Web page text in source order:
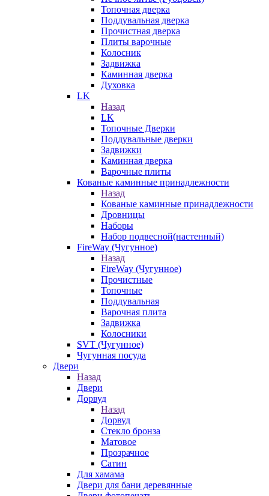
Топочная дверка
Поддувальная дверка
Прочистная дверка
Плиты варочные
Колосник
Задвижка
Каминная дверка
Духовка
LK
Назад
LK
Топочные Дверки
Поддувальные дверки
Задвижки
Каминная дверка
Варочные плиты
Кованые каминные принадлежности
Назад
Кованые каминные принадлежности
Дровницы
Наборы
Набор подвесной(настенный)
FireWay (Чугунное)
Назад
FireWay (Чугунное)
Прочистные
Топочные
Поддувальная
Варочная плита
Задвижка
Колосники
SVT (Чугунное)
Чугунная посуда
Двери
Назад
Двери
Дорвуд
Назад
Дорвуд
Стекло бронза
Матовое
Прозрачное
Сатин
Для хамама
Двери для бани деревянные